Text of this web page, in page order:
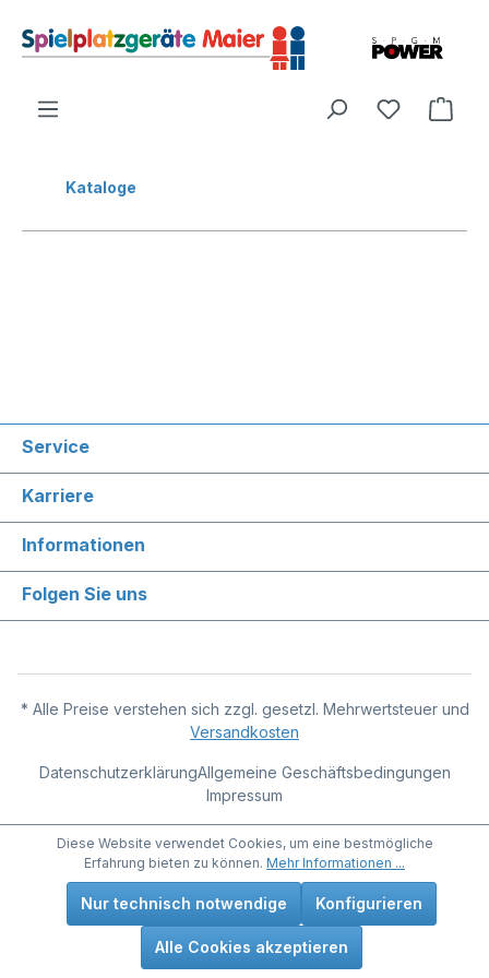
Kataloge
Service
Karriere
Informationen
Folgen Sie uns
* Alle Preise verstehen sich zzgl. gesetzl. Mehrwertsteuer und
Versandkosten
DatenschutzerklärungAllgemeine Geschäftsbedingungen
Impressum
Diese Website verwendet Cookies, um eine bestmögliche
Erfahrung bieten zu können. Mehr Informationen ...
Nur technisch notwendige Konfigurieren
Alle Cookies akzeptieren